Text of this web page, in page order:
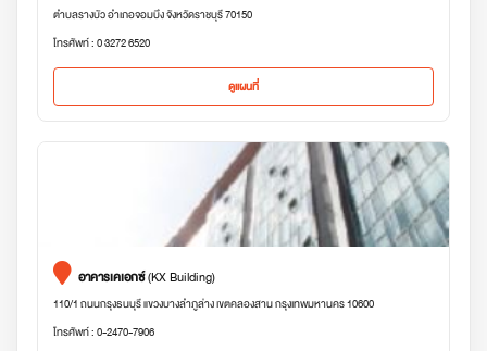
ตำบลรางบัว อำเภอจอมบึง จังหวัดราชบุรี 70150
โทรศัพท์ : 0 3272 6520
ดูแผนที่
อาคารเคเอกซ์(KX Building)
110/1 ถนนกรุงธนบุรี แขวงบางลำภูล่าง เขตคลองสาน กรุงเทพมหานคร 10600
โทรศัพท์ : 0-2470-7906